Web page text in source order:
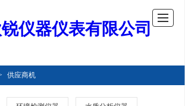
仪器仪表有限公司
供应商机